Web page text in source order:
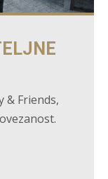
& Friends,